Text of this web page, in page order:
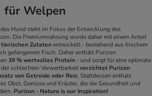
für Welpen
Hund steht im Fokus der Entwicklung des
Die Premiumnahrung wurde daher mit einem Anteil
Zutatenentwickelt - bestehend aus frischem
gefangenem Fisch. Daher enthält Purizon
39 % wertvolles Protein - und sorgt für eine optimale
schlechten Verwertbarkeitverzichtet Purizon
von Getreide oder Reis. Stattdessen enthält
Obst, Gemüse und Kräuter, die die Gesundheit und
Purizon - Nature is our Inspiration!